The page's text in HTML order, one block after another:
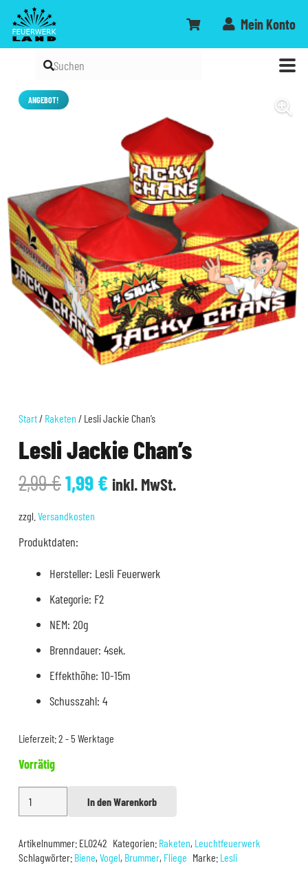
Mein Konto
ANGEBOT!
Start/ Raketen / Lesli Jackie Chan’s
Lesli Jackie Chan’s
2,99€Ursprünglicher
Preis
war:
2,99 €
1,99€Aktueller
inkl. MwSt.
zzgl. Versandkosten
Produktdaten:
Hersteller: Lesli Feuerwerk
Kategorie: F2
NEM: 20g
Brenndauer: 4sek.
Effekthöhe: 10-15m
Schusszahl: 4
Lieferzeit:2 - 5 Werktage
Vorrätig
Lesli
Jackie
Menge
In den Warenkorb
Alternative:
Artikelnummer: EL0242 Kategorien: Raketen, Leuchtfeuerwerk
Schlagwörter: Biene, Vogel, Brummer, Fliege Marke: Lesli